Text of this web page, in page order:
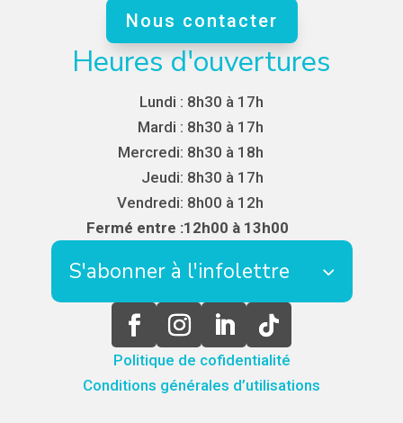
Nous contacter
Heures d'ouvertures
Lundi : 8h30 à 17h
Mardi : 8h30 à 17h
Mercredi: 8h30 à 18h
Jeudi: 8h30 à 17h
Vendredi: 8h00 à 12h
Fermé entre :12h00 à 13h00
S'abonner à l'infolettre
Politique de cofidentialité
Conditions générales d’utilisations